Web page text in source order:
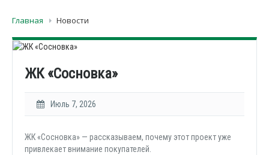
Главная Новости
ЖК «Сосновка»
Июль 7, 2026
ЖК «Сосновка» — рассказываем, почему этот проект уже
привлекает внимание покупателей.